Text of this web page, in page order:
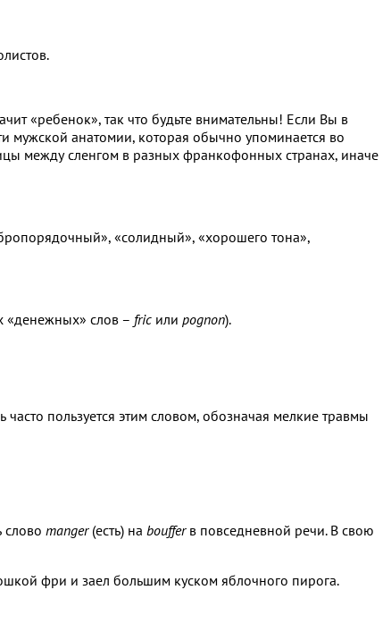
«ребенок», так что будьте внимательны! Если Вы в
мужской анатомии, которая обычно упоминается во
между сленгом в разных франкофонных странах, иначе
«солидный», «хорошего тона»,
«денежных» слов – fric или pognon).
пользуется этим словом, обозначая мелкие травмы
слово manger(есть) на boufferв повседневной речи. В свою
фри и заел большим куском яблочного пирога.